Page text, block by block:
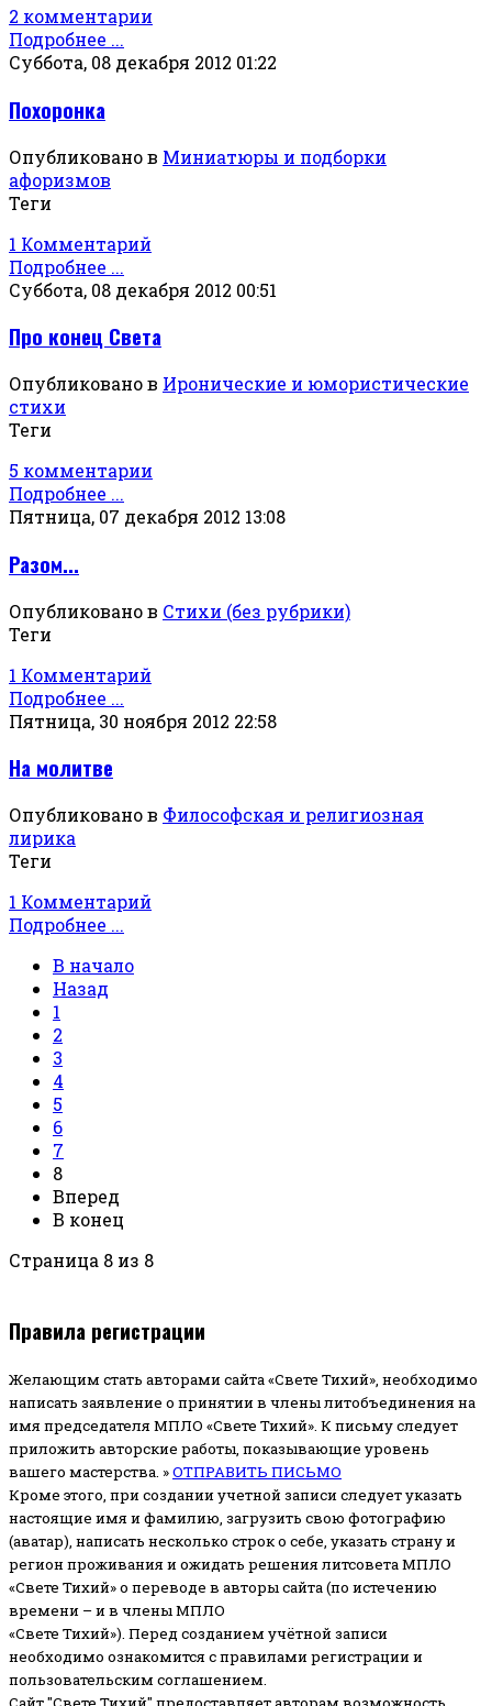
2 комментарии
Подробнее ...
Суббота, 08 декабря 2012 01:22
Похоронка
Опубликовано в Миниатюры и подборки
афоризмов
Теги
1 Комментарий
Подробнее ...
Суббота, 08 декабря 2012 00:51
Про конец Света
Опубликовано в Иронические и юмористические
стихи
Теги
5 комментарии
Подробнее ...
Пятница, 07 декабря 2012 13:08
Разом...
Опубликовано в Стихи (без рубрики)
Теги
1 Комментарий
Подробнее ...
Пятница, 30 ноября 2012 22:58
На молитве
Опубликовано в Философская и религиозная
лирика
Теги
1 Комментарий
Подробнее ...
В начало
Назад
1
2
3
4
5
6
7
8
Вперед
В конец
Страница 8 из 8
Правила регистрации
Желающим стать авторами сайта «Свете Тихий», необходимо
написать заявление о принятии в члены литобъединения на
имя председателя МПЛО «Свете Тихий». К письму следует
приложить авторские работы, показывающие уровень
вашего мастерства. »ОТПРАВИТЬ ПИСЬМО
Кроме этого, при создании учетной записи следует указать
настоящие имя и фамилию, загрузить свою фотографию
(аватар), написать несколько строк о себе, указать страну и
регион проживания и ожидать решения литсовета МПЛО
«Свете Тихий» о переводе в авторы сайта (по истечению
времени – и в члены МПЛО
«Свете Тихий»). Перед созданием учётной записи
необходимо ознакомится с правилами регистрации и
пользовательским соглашением.